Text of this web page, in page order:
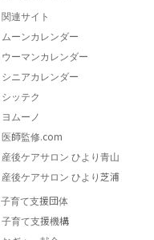
関連サイト
ムーンカレンダー
ウーマンカレンダー
シニアカレンダー
シッテク
ヨムーノ
医師監修.com
産後ケアサロン ひより青山
産後ケアサロン ひより芝浦
子育て支援団体
子育て支援機構